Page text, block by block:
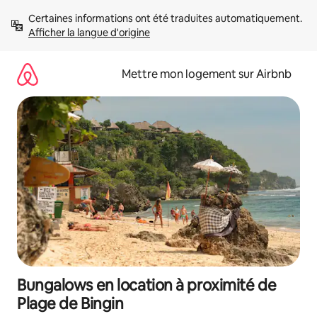
directement
Afficher la langue d'origine
Mettre mon logement sur Airbnb
Bungalows en location à proximité de
Plage de Bingin